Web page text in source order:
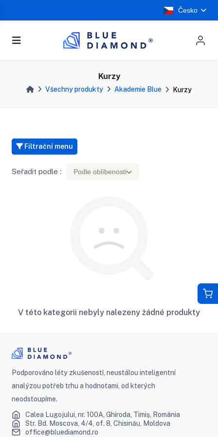
Česko
Kurzy
Všechny produkty Akademie Blue Kurzy
Filtrační menu
Seřadit podle : Podle oblíbenosti
V této kategorii nebyly nalezeny žádné produkty
Podporováno léty zkušeností, neustálou inteligentní
analýzou potřeb trhu a hodnotami, od kterých
neodstoupíme.
Calea Lugojului, nr. 100A, Ghiroda, Timiș, România
Str. Bd. Moscova, 4/4, of. 8, Chisinău, Moldova
office@bluediamond.ro